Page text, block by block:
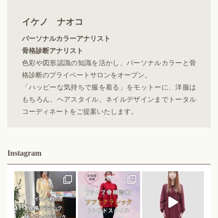
イケノ ナオコ
パーソナルカラーアナリスト
骨格診断アナリスト
色彩や図形認識の知識を活かし、パーソナルカラーと骨
格診断のプライベートサロンをオープン。
「ハッピーな気持ちで服を着る」をモットーに、洋服は
もちろん、ヘアスタイル、ネイルデザインまでトータル
コーディネートをご提案いたします。
Instagram